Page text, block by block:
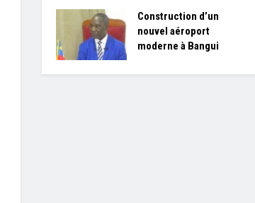
Construction d’un
nouvel aéroport
moderne à Bangui